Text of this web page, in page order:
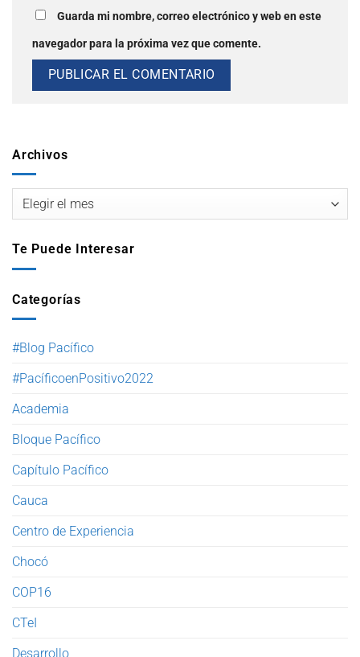
Archivos
Te Puede Interesar
Categorías
#Blog Pacífico
#PacíficoenPositivo2022
Academia
Bloque Pacífico
Capítulo Pacífico
Cauca
Centro de Experiencia
Chocó
COP16
CTeI
Desarrollo
Guarda mi nombre, correo electrónico y web en este
navegador para la próxima vez que comente.